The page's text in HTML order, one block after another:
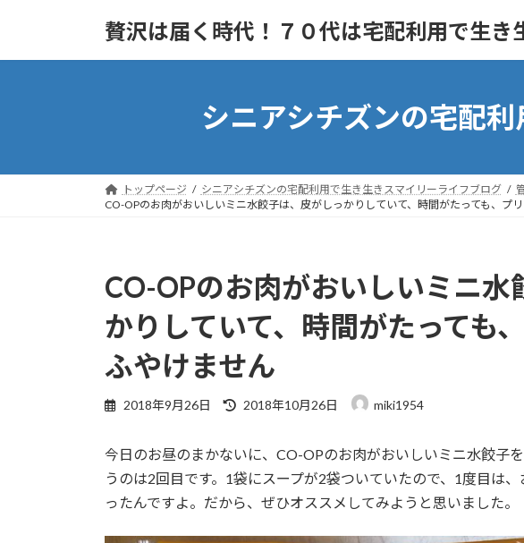
content
Navigation
贅沢は届く時代！７０代は宅配利用で生き
シニアシチズンの宅配
トップページ シニアシチズンの宅配利用で生き生きスマイリーライフブログ
CO-OPのお肉がおいしいミニ水餃子は、皮がしっかりしていて、時間がたっても、プ
CO-OPのお肉がおいしいミニ水
かりしていて、時間がたっても
ふやけません
2018年9月26日
Last
updated
2018年10月26日 miki1954
今日のお昼のまかないに、CO-OPのお肉がおいしいミニ水餃子
うのは2回目です。1袋にスープが2袋ついていたので、1度目は
ったんですよ。だから、ぜひオススメしてみようと思いました。